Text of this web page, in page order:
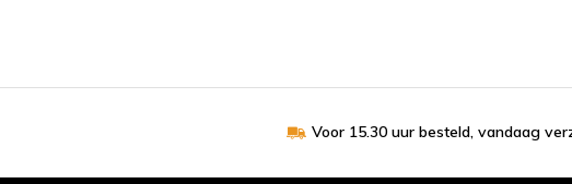
Voor 15.30 uur besteld, vandaag